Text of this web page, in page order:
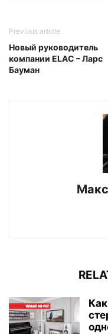
Previous article
Новый руководитель
компании ELAC – Ларс
Бауман